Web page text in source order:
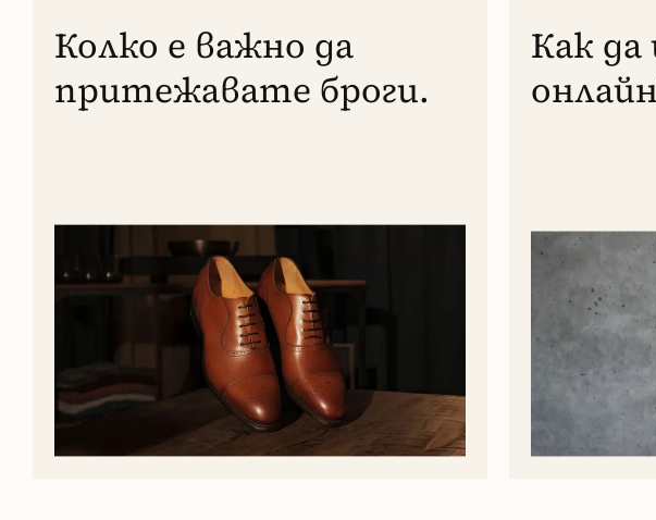
Колко е важно да
притежавате броги.
Как да